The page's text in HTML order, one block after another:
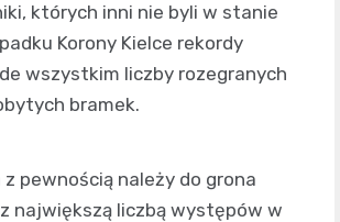
których inni nie byli w stanie
Korony Kielce rekordy
wszystkim liczby rozegranych
bramek.
z pewnością należy do grona
największą liczbą występów w